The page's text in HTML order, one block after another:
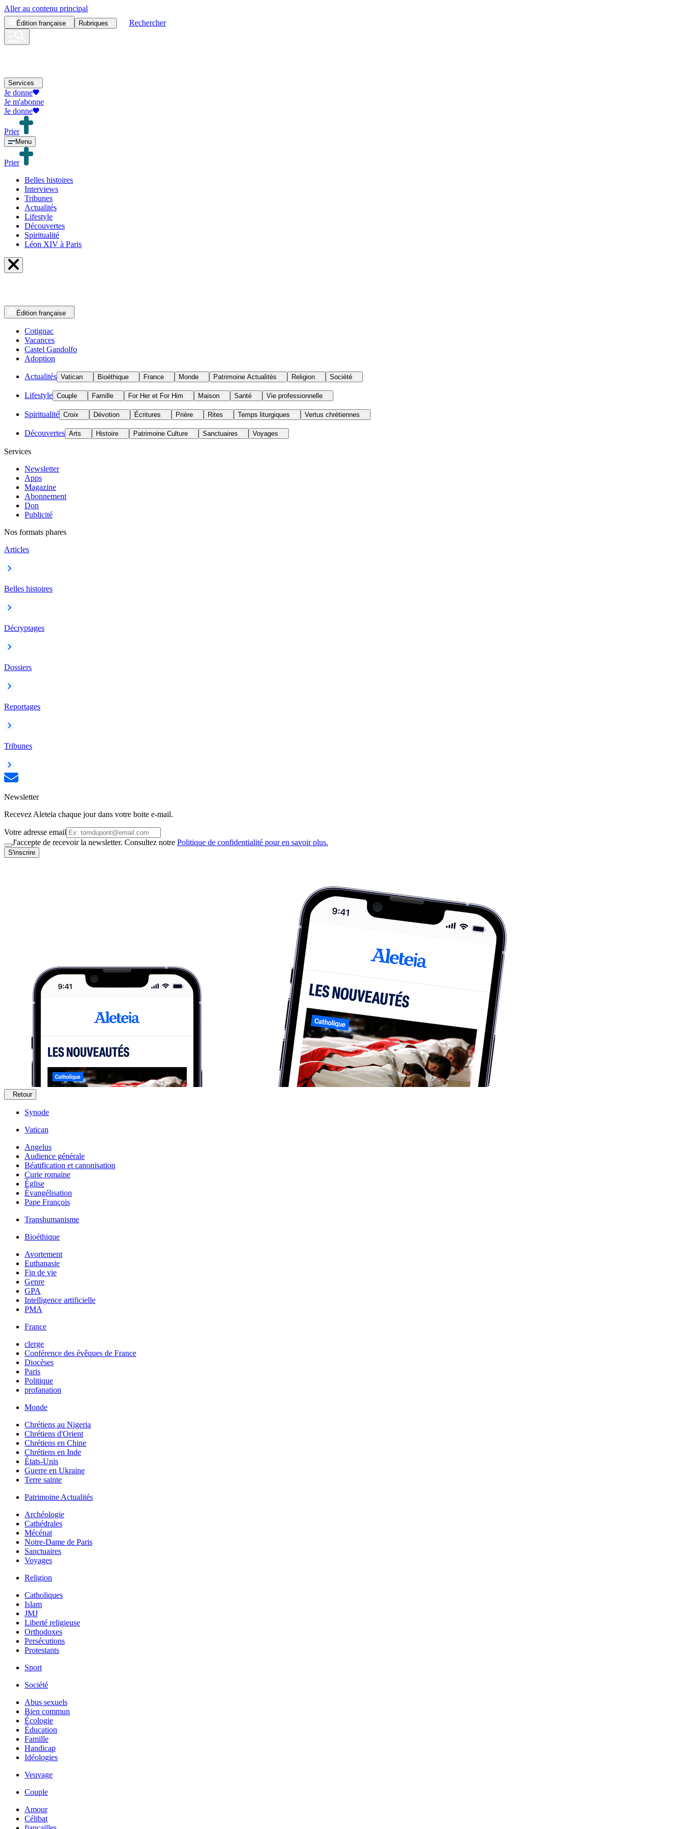
Aller au contenu principal
Édition française Rubriques Rechercher
Services
Je donne
Je m'abonne
Je donne
Prier
Menu
Prier
Belles histoires
Interviews
Tribunes
Actualités
Lifestyle
Découvertes
Spiritualité
Léon XIV à Paris
Édition française
Cotignac
Vacances
Castel Gandolfo
Adoption
Actualités Vatican Bioéthique France Monde Patrimoine Actualités Religion Société
Lifestyle Couple Famille For Her et For Him Maison Santé Vie professionnelle
Spiritualité Croix Dévotion Écritures Prière Rites Temps liturgiques Vertus chrétiennes
Découvertes Arts Histoire Patrimoine Culture Sanctuaires Voyages
Services
Newsletter
Apps
Magazine
Abonnement
Don
Publicité
Nos formats phares
Articles
Belles histoires
Décryptages
Dossiers
Reportages
Tribunes
Newsletter
Recevez Aleteia chaque jour dans votre boite e-mail.
Votre adresse email
J'accepte de recevoir la newsletter. Consultez notre Politique de confidentialité pour en savoir plus.
S'inscrire
Retour
Synode
Vatican
Angelus
Audience générale
Béatification et canonisation
Curie romaine
Église
Évangélisation
Pape François
Transhumanisme
Bioéthique
Avortement
Euthanasie
Fin de vie
Genre
GPA
Intelligence artificielle
PMA
France
clerge
Conférence des évêques de France
Diocèses
Paris
Politique
profanation
Monde
Chrétiens au Nigeria
Chrétiens d'Orient
Chrétiens en Chine
Chrétiens en Inde
États-Unis
Guerre en Ukraine
Terre sainte
Patrimoine Actualités
Archéologie
Cathédrales
Mécénat
Notre-Dame de Paris
Sanctuaires
Voyages
Religion
Catholiques
Islam
JMJ
Liberté religieuse
Orthodoxes
Persécutions
Protestants
Sport
Société
Abus sexuels
Bien commun
Écologie
Éducation
Famille
Handicap
Idéologies
Veuvage
Couple
Amour
Célibat